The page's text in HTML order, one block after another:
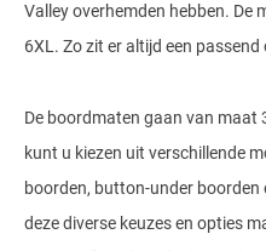
Valley overhemden hebben.
6XL. Zo zit er altijd een
De boordmaten gaan van
kunt u kiezen uit verschillende
boorden, button-under boorden
deze diverse keuzes en opties